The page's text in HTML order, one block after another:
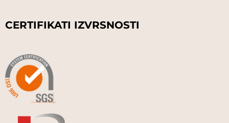
CERTIFIKATI IZVRSNOSTI